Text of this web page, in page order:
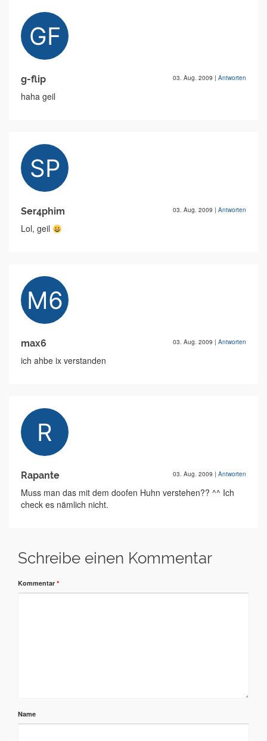
g-flip 03. Aug. 2009 | Antworten
haha geil
Ser4phim 03. Aug. 2009 | Antworten
Lol, geil
max6 03. Aug. 2009 | Antworten
ich ahbe ix verstanden
Rapante 03. Aug. 2009 | Antworten
Muss man das mit dem doofen Huhn verstehen?? ^^ Ich
check es nämlich nicht.
Schreibe einen Kommentar
Kommentar *
Name